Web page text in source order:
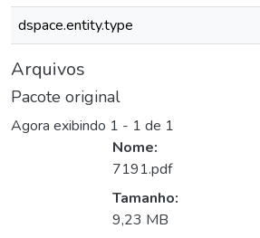
dspace.entity.type
Arquivos
Pacote original
Agora exibindo 1 - 1 de 1
Nome:
7191.pdf
Tamanho:
9,23 MB